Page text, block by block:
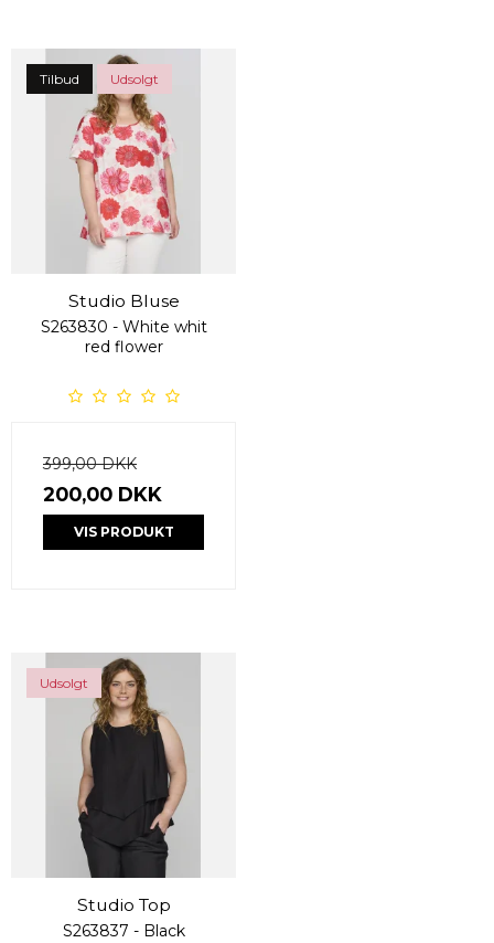
Tilbud Udsolgt
Studio Bluse
S263830 - White whit
red flower
399,00 DKK
200,00 DKK
VIS PRODUKT
Udsolgt
Studio Top
S263837 - Black